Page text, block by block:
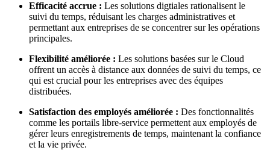
Efficacité accrue : Les solutions digtiales rationalisent le
suivi du temps, réduisant les charges administratives et
permettant aux entreprises de se concentrer sur les opérations
principales.
Flexibilité améliorée : Les solutions basées sur le Cloud
offrent un accès à distance aux données de suivi du temps, ce
qui est crucial pour les entreprises avec des équipes
distribuées.
Satisfaction des employés améliorée : Des fonctionnalités
comme les portails libre-service permettent aux employés de
gérer leurs enregistrements de temps, maintenant la confiance
et la vie privée.